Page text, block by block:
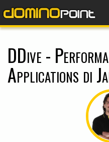
DDive -
Applications di